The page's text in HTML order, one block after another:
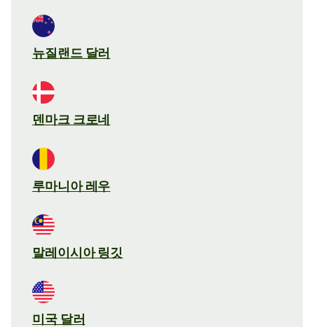
뉴질랜드 달러
덴마크 크로네
루마니아 레우
말레이시아 링깃
미국 달러